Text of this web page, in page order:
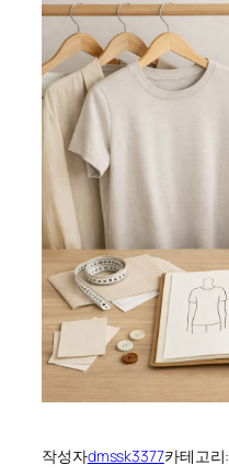
작성자dmssk3377카테고리: